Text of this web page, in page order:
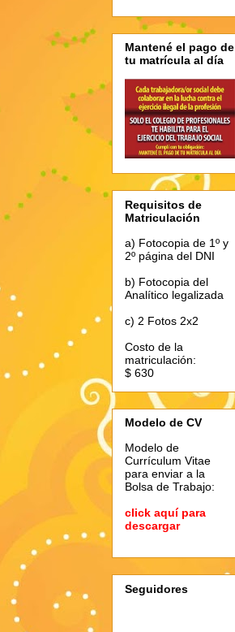
Mantené el pago de
tu matrícula al día
Requisitos de
Matriculación
a) Fotocopia de 1º y
2º página del DNI
b) Fotocopia del
Analítico legalizada
c) 2 Fotos 2x2
Costo de la
matriculación:
$ 630
Modelo de CV
Modelo de
Currículum Vitae
para enviar a la
Bolsa de Trabajo:
click aquí para
descargar
Seguidores